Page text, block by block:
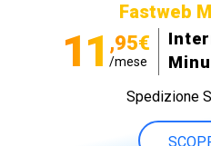
Fastweb
11 ,95€
/mese
Spedizione